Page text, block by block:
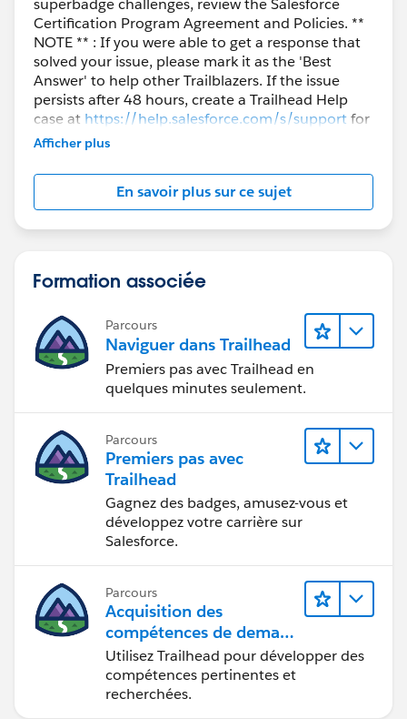
superbadge challenges, review the Salesforce
Certification Program Agreement and Policies. **
NOTE ** : If you were able to get a response that
solved your issue, please mark it as the 'Best
Answer' to help other Trailblazers. If the issue
persists after 48 hours, create a Trailhead Help
case at https://help.salesforce.com/s/supportfor
further assistance.
Afficher plus
En savoir plus sur ce sujet
Formation associée
Parcours
Naviguer dans Trailhead
Premiers pas avec Trailhead en
quelques minutes seulement.
Parcours
Premiers pas avec
Trailhead
Gagnez des badges, amusez-vous et
développez votre carrière sur
Salesforce.
Parcours
Acquisition des
compétences de demain
avec Trailhead
Utilisez Trailhead pour développer des
compétences pertinentes et
recherchées.